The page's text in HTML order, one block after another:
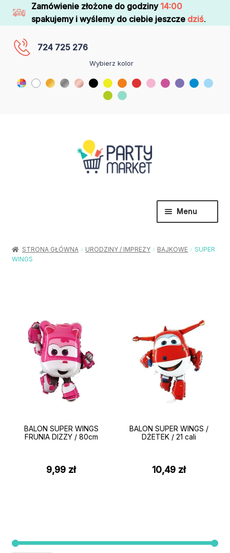
Zamówienie złożone do godziny 14:00
spakujemy i wyślemy do ciebie jeszcze dziś.
724 725 276
Wybierz kolor
Menu
menu
Urodziny / Imprezy
menu
Akcesoria Party
Moje konto
STRONA GŁÓWNA URODZINY / IMPREZY BAJKOWE
SUPER
WINGS
BALON SUPER WINGS
FRUNIA DIZZY / 80cm
9,99 zł
BALON SUPER WINGS /
DŻETEK / 21 cali
10,49 zł